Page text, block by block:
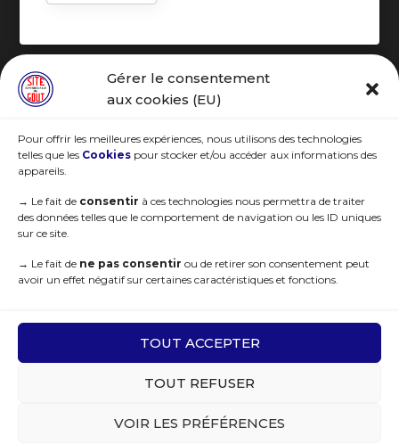
Gérer le consentement
aux cookies (EU)
Pour offrir les meilleures expériences, nous utilisons des technologies
telles que les Cookies pour stocker et/ou accéder aux informations des
appareils.
→ Le fait de consentir à ces technologies nous permettra de traiter
des données telles que le comportement de navigation ou les ID uniques
sur ce site.
→ Le fait de ne pas consentir ou de retirer son consentement peut
avoir un effet négatif sur certaines caractéristiques et fonctions.
TOUT ACCEPTER
TOUT REFUSER
VOIR LES PRÉFÉRENCES
R.G.P.D
WEB3-Design
Recherchez…